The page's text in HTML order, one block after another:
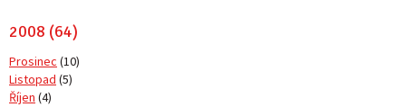
2008 (64)
Prosinec (10)
Listopad (5)
Říjen (4)